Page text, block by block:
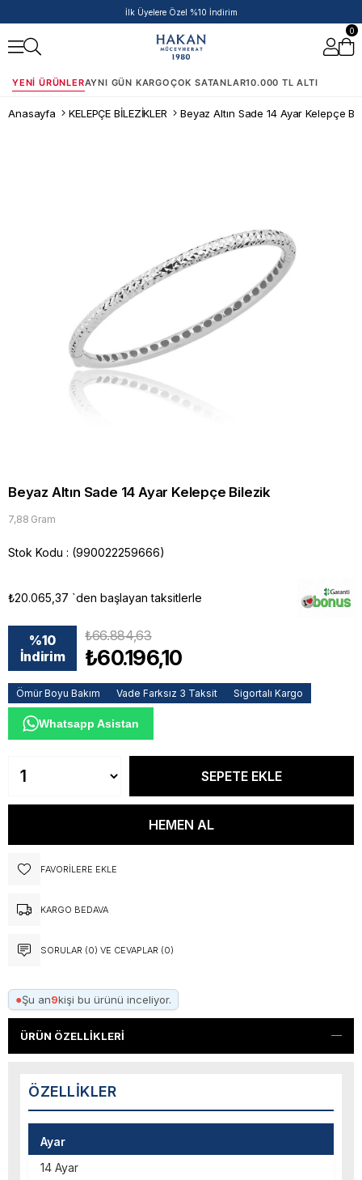
50.000 TL ve Üzeri Siparişlere Ek %5 İndirim Fırsatı!
0
YENI ÜRÜNLERAYNI GÜN KARGOÇOK SATANLAR10.000 TL ALTI
Anasayfa KELEPÇE BİLEZİKLER Beyaz Altın Sade 14 Ayar Kelepçe
Beyaz Altın Sade 14 Ayar Kelepçe Bilezik
7,88 Gram
Stok Kodu (990022259666)
₺20.065,37 `den başlayan taksitlerle
%10
İndirim
₺66.884,63
₺60.196,10
Ömür Boyu Bakım Vade Farksız 3 Taksit Sigortalı Kargo
Whatsapp Asistan
FAVORILERE EKLE
KARGO BEDAVA
SORULAR (0) VE CEVAPLAR (0)
●Şu an9kişi bu ürünü inceliyor.
ÜRÜN ÖZELLIKLERI
ÖZELLIKLER
Ayar
14 Ayar